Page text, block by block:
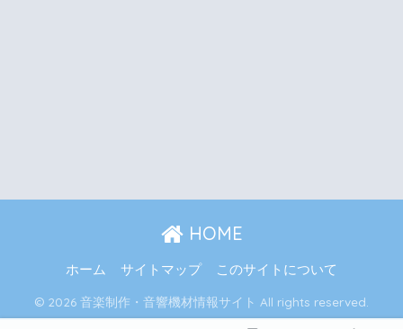
HOME
ホーム サイトマップ このサイトについて
© 2026 音楽制作・音響機材情報サイト All rights reserved.